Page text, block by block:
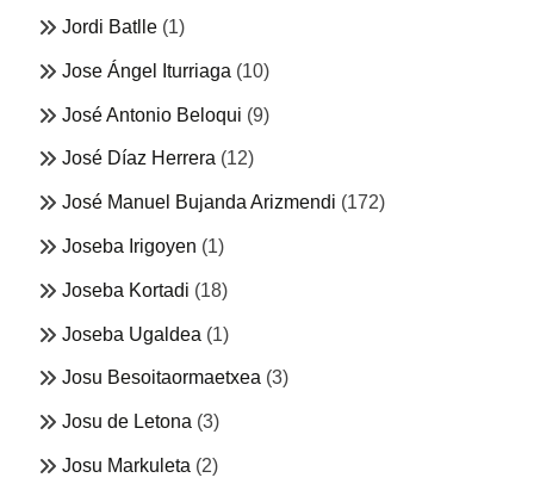
Jordi Batlle (1)
Jose Ángel Iturriaga (10)
José Antonio Beloqui (9)
José Díaz Herrera (12)
José Manuel Bujanda Arizmendi (172)
Joseba Irigoyen (1)
Joseba Kortadi (18)
Joseba Ugaldea (1)
Josu Besoitaormaetxea (3)
Josu de Letona (3)
Josu Markuleta (2)